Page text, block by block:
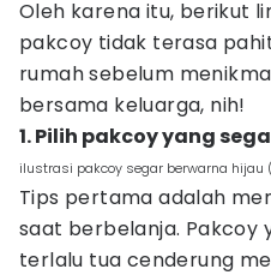
Oleh karena itu, berikut
pakcoy tidak terasa
rumah sebelum
bersama keluarga, nih!
1. Pilih pakcoy yang
ilustrasi pakcoy segar berwarna hijau
Tips pertama adalah
saat berbelanja. Pakcoy
terlalu tua cenderung